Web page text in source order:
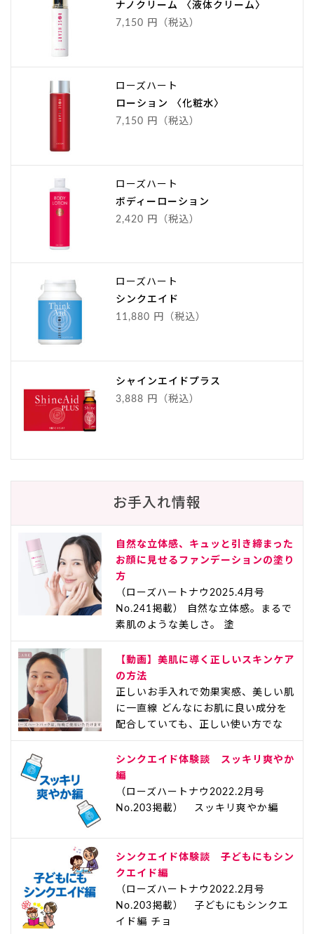
ナノクリーム 〈液体クリーム〉
7,150 円（税込）
ローズハート
ローション 〈化粧水〉
7,150 円（税込）
ローズハート
ボディーローション
2,420 円（税込）
ローズハート
シンクエイド
11,880 円（税込）
シャインエイドプラス
3,888 円（税込）
お手入れ情報
自然な立体感、キュッと引き締まった
お顔に見せるファンデーションの塗り
方
（ローズハートナウ2025.4月号
No.241掲載） 自然な立体感。まるで
素肌のような美しさ。 塗
【動画】美肌に導く正しいスキンケア
の方法
正しいお手入れで効果実感、美しい肌
に一直線 どんなにお肌に良い成分を
配合していても、正しい使い方でな
シンクエイド体験談 スッキリ爽やか
編
（ローズハートナウ2022.2月号
No.203掲載） スッキリ爽やか編
シンクエイド体験談 子どもにもシン
クエイド編
（ローズハートナウ2022.2月号
No.203掲載） 子どもにもシンクエ
イド編 チョ